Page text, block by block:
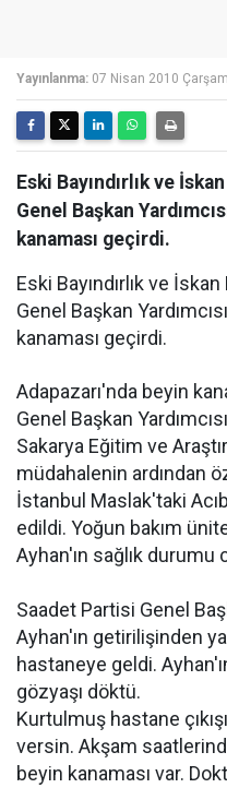
Yayınlanma: 07 Nisan 2010
Eski Bayındırlık ve
Genel Başkan
kanaması geçirdi.
Eski Bayındırlık ve
Genel Başkan
kanaması geçirdi.
Adapazarı'nda beyin
Genel Başkan
Sakarya Eğitim ve
müdahalenin ardından
İstanbul Maslak'taki
edildi. Yoğun bakım
Ayhan'ın sağlık
Saadet Partisi Genel
Ayhan'ın getirilişinden
hastaneye geldi.
gözyaşı döktü.
Kurtulmuş hastane
versin. Akşam
beyin kanaması var.